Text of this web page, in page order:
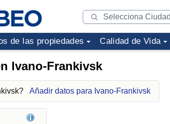
de las propiedades Calidad de Vida
Ivano-Frankivsk
Añadir datos para Ivano-Frankivsk